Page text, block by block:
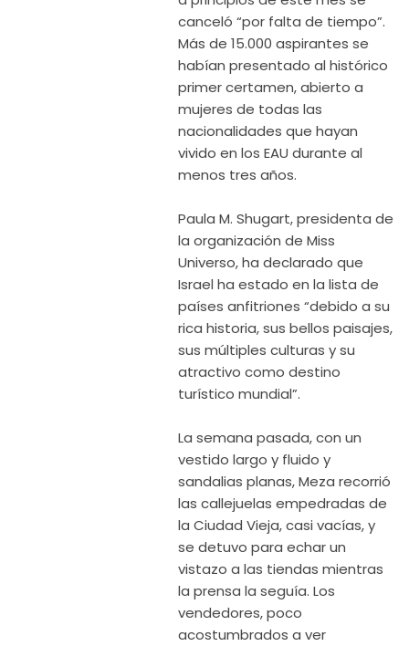
canceló “por falta de tiempo”.
Más de 15.000 aspirantes se
habían presentado al histórico
primer certamen, abierto a
mujeres de todas las
nacionalidades que hayan
vivido en los EAU durante al
menos tres años.
Paula M. Shugart, presidenta de
la organización de Miss
Universo, ha declarado que
Israel ha estado en la lista de
países anfitriones “debido a su
rica historia, sus bellos paisajes,
sus múltiples culturas y su
atractivo como destino
turístico mundial”.
La semana pasada, con un
vestido largo y fluido y
sandalias planas, Meza recorrió
las callejuelas empedradas de
la Ciudad Vieja, casi vacías, y
se detuvo para echar un
vistazo a las tiendas mientras
la prensa la seguía. Los
vendedores, poco
acostumbrados a ver